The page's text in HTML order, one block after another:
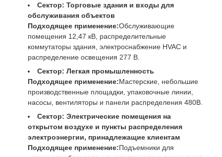
Сектор: Торговые здания и входы для
обслуживания объектов
Подходящее применение:Обслуживающие
помещения 12,47 кВ, распределительные
коммутаторы здания, электроснабжение HVAC и
распределение освещения 277 В.
Сектор: Легкая промышленность
Подходящее применение:Мастерские, небольшие
производственные площадки, упаковочные линии,
насосы, вентиляторы и панели распределения 480В.
Сектор: Электрические помещения на
открытом воздухе и пункты распределения
электроэнергии, принадлежащие клиентам
Подходящее применение:Подъемники для